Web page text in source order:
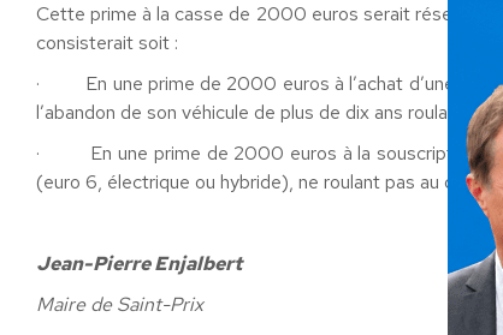
Cette prime à la casse de 2000 euros serait réservée
consisterait soit :
· En une prime de 2000 euros à l’achat d’une
l’abandon de son véhicule de plus de dix ans roulant au
· En une prime de 2000 euros à la souscription
(euro 6, électrique ou hybride), ne roulant pas au
Jean-Pierre Enjalbert
Maire de Saint-Prix